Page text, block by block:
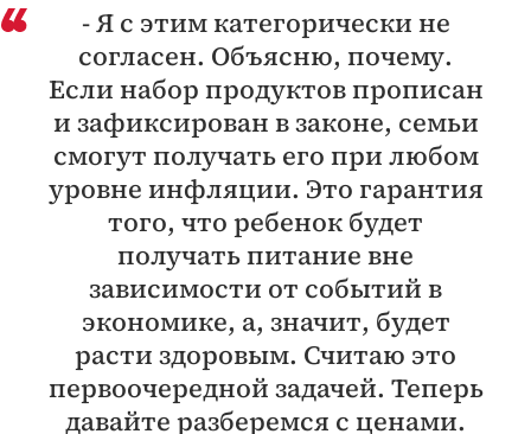
- Я с этим категорически не
согласен. Объясню, почему.
Если набор продуктов прописан
и зафиксирован в законе, семьи
смогут получать его при любом
уровне инфляции. Это гарантия
того, что ребенок будет
получать питание вне
зависимости от событий в
экономике, а, значит, будет
расти здоровым. Считаю это
первоочередной задачей. Теперь
давайте разберемся с ценами.